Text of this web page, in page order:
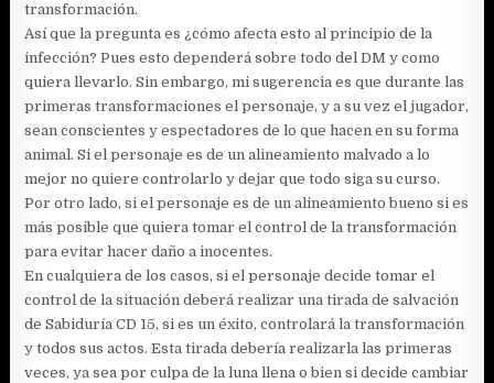
transformación.
Así que la pregunta es ¿cómo afecta esto al principio de la
infección? Pues esto dependerá sobre todo del DM y como
quiera llevarlo. Sin embargo, mi sugerencia es que durante las
primeras transformaciones el personaje, y a su vez el jugador,
sean conscientes y espectadores de lo que hacen en su forma
animal. Si el personaje es de un alineamiento malvado a lo
mejor no quiere controlarlo y dejar que todo siga su curso.
Por otro lado, si el personaje es de un alineamiento bueno si es
más posible que quiera tomar el control de la transformación
para evitar hacer daño a inocentes.
En cualquiera de los casos, si el personaje decide tomar el
control de la situación deberá realizar una tirada de salvación
de Sabiduría CD 15, si es un éxito, controlará la transformación
y todos sus actos. Esta tirada debería realizarla las primeras
veces, ya sea por culpa de la luna llena o bien si decide cambiar